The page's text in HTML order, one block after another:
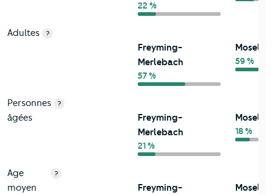
22 %
Adultes ?
Freyming-
Merlebach
57 %
Moselle
59 %
Personnes
âgées
?
Freyming-
Merlebach
21 %
Moselle
18 %
Age
moyen
?
Freyming-
Moselle